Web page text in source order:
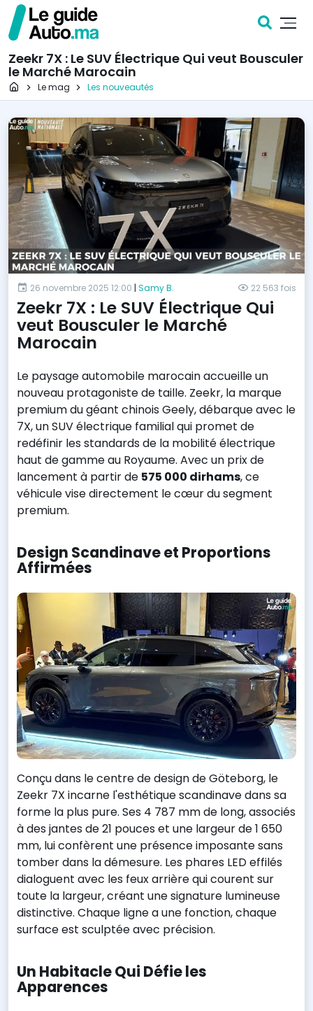
Zeekr 7X : Le SUV Électrique Qui veut Bousculer
le Marché Marocain
Page d'accueil
Le mag Les nouveautés
26 novembre 2025 12:00 | Samy B. 22 563 fois
Zeekr 7X : Le SUV Électrique Qui
veut Bousculer le Marché
Marocain
Le paysage automobile marocain accueille un
nouveau protagoniste de taille. Zeekr, la marque
premium du géant chinois Geely, débarque avec le
7X, un SUV électrique familial qui promet de
redéfinir les standards de la mobilité électrique
haut de gamme au Royaume. Avec un prix de
lancement à partir de 575 000 dirhams, ce
véhicule vise directement le cœur du segment
premium.
Design Scandinave et Proportions
Affirmées
Conçu dans le centre de design de Göteborg, le
Zeekr 7X incarne l'esthétique scandinave dans sa
forme la plus pure. Ses 4 787 mm de long, associés
à des jantes de 21 pouces et une largeur de 1 650
mm, lui confèrent une présence imposante sans
tomber dans la démesure. Les phares LED effilés
dialoguent avec les feux arrière qui courent sur
toute la largeur, créant une signature lumineuse
distinctive. Chaque ligne a une fonction, chaque
surface est sculptée avec précision.
Un Habitacle Qui Défie les
Apparences